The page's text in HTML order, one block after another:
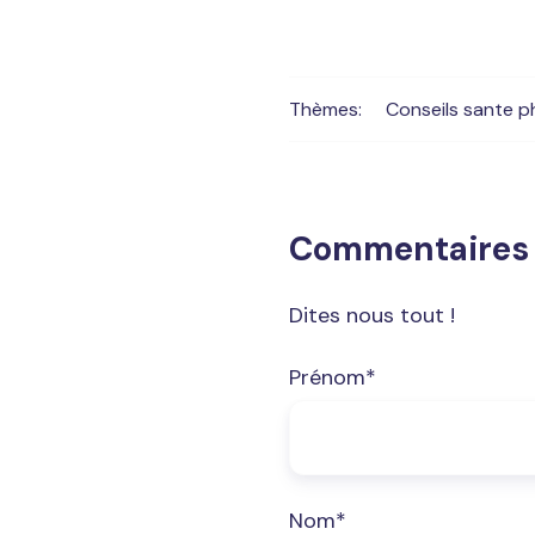
Thèmes: Conseils sante
Commentaires
Dites nous tout !
Prénom*
Nom*